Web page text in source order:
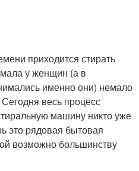
приходится стирать
у женщин (а в
именно они) немало
весь процесс
машину никто уже
это рядовая бытовая
возможно большинству